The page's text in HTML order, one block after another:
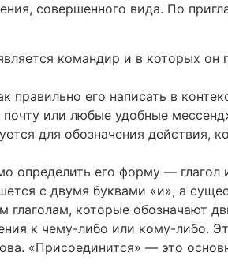
совершенного вида. По
командир и в которых он
правильно его написать в
почту или любые удобные
для обозначения действия,
определить его форму — глагол
с двумя буквами «и», а
глаголам, которые обозначают
к чему-либо или кому-либо.
«Присоединится» — это